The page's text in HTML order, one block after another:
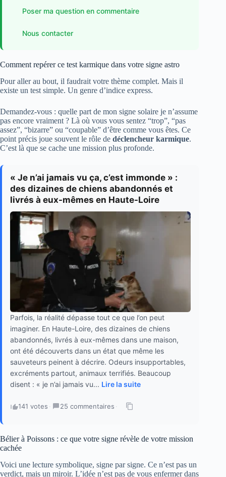
Poser ma question en commentaire
Nous contacter
Comment repérer ce test karmique dans votre signe astro
Pour aller au bout, il faudrait votre thème complet. Mais il
existe un test simple. Un genre d’indice express.
Demandez-vous : quelle part de mon signe solaire je n’assume
pas encore vraiment ? Là où vous vous sentez “trop”, “pas
assez”, “bizarre” ou “coupable” d’être comme vous êtes. Ce
point précis joue souvent le rôle de déclencheur karmique.
C’est là que se cache une mission plus profonde.
« Je n’ai jamais vu ça, c’est immonde » :
des dizaines de chiens abandonnés et
livrés à eux-mêmes en Haute-Loire
Parfois, la réalité dépasse tout ce que l’on peut
imaginer. En Haute-Loire, des dizaines de chiens
abandonnés, livrés à eux-mêmes dans une maison,
ont été découverts dans un état que même les
sauveteurs peinent à décrire. Odeurs insupportables,
excréments partout, animaux terrifiés. Beaucoup
disent : « je n’ai jamais vu... Lire la suite
141 votes · 25 commentaires ·
Bélier à Poissons : ce que votre signe révèle de votre mission
cachée
Voici une lecture symbolique, signe par signe. Ce n’est pas un
verdict, mais un miroir. L’idée n’est pas de vous enfermer dans